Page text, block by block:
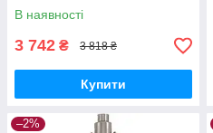
В наявності
3 742 ₴ 3 818 ₴
Купити
–2%